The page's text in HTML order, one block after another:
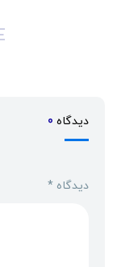
دیدگاه 0
دیدگاه *